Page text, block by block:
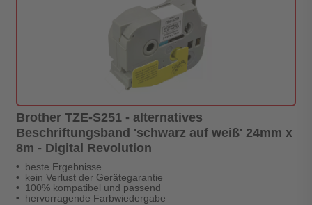
Brother TZE-S251 - alternatives
Beschriftungsband 'schwarz auf weiß' 24mm x
8m - Digital Revolution
beste Ergebnisse
kein Verlust der Gerätegarantie
100% kompatibel und passend
hervorragende Farbwiedergabe